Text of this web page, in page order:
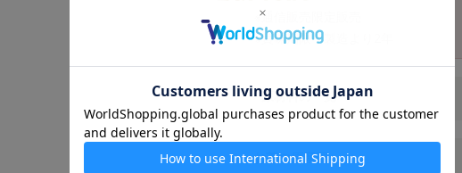
※通信販売限定販売
※賞味期限：製造より2年
原材料の一覧
お茶の原産国